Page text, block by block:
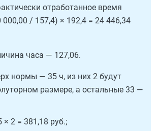
отработанное время
000,00 / 157,4) × 192,4 = 24 446,34
часа — 127,06.
нормы — 35 ч, из них 2 будут
размере, а остальные 33 —
× 2 = 381,18 руб.;